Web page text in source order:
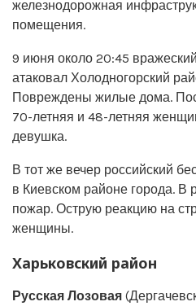
железнодорожная
помещения.
9 июня около 20:45
атаковал Холодногорский
Повреждены жилые дома.
70-летняя и 48-летняя
девушка.
В тот же вечер российский
в Киевском районе города. В
пожар. Острую реакцию на
женщины.
Харьковский район
Русская Лозовая